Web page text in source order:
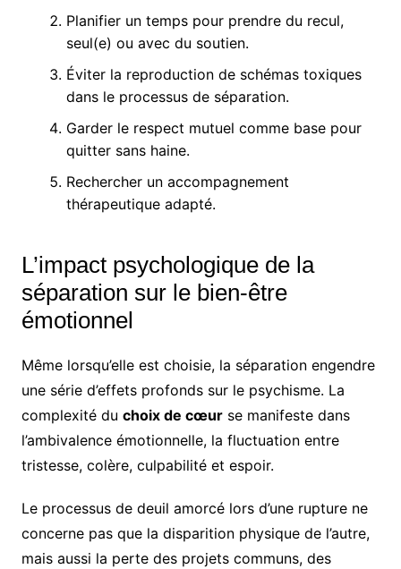
Planifier un temps pour prendre du recul,
seul(e) ou avec du soutien.
Éviter la reproduction de schémas toxiques
dans le processus de séparation.
Garder le respect mutuel comme base pour
quitter sans haine.
Rechercher un accompagnement
thérapeutique adapté.
L’impact psychologique de la
séparation sur le bien-être
émotionnel
Même lorsqu’elle est choisie, la séparation engendre
une série d’effets profonds sur le psychisme. La
complexité du choix de cœurse manifeste dans
l’ambivalence émotionnelle, la fluctuation entre
tristesse, colère, culpabilité et espoir.
Le processus de deuil amorcé lors d’une rupture ne
concerne pas que la disparition physique de l’autre,
mais aussi la perte des projets communs, des